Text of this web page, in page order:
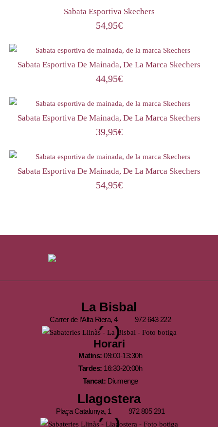
Sabata Esportiva Skechers
54,95€
Sabata Esportiva De Mainada, De La Marca Skechers
44,95€
Sabata Esportiva De Mainada, De La Marca Skechers
39,95€
Sabata Esportiva De Mainada, De La Marca Skechers
54,95€
La Bisbal
Carrer de l’Alta Riera, 4 972 643 222
Horari
Matins: 09:00-13:30h
Tardes: 16:30-20:00h
Tancat: Diumenge
Llagostera
Plaça Catalunya, 1 972 805 291